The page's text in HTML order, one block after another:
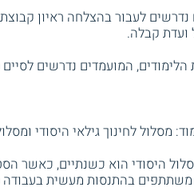
לעבור בהצלחה ראיון
ועדת קבלה.
הלימודים, המועמדים נדרשים
מסלול לחינוך גילאי היסודי
משתתפים בהתנסות מעשית